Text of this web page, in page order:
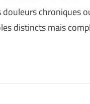
chroniques
distincts mais